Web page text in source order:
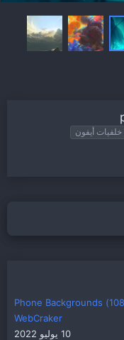
خلفيات أيفون
WebCraker
10 يوليو 2022